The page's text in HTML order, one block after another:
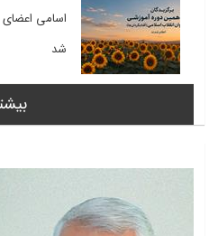
اسامی اعضای
شد